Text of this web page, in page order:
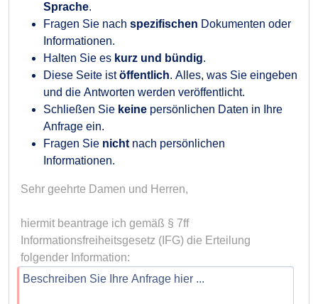
Sprache.
Fragen Sie nach spezifischen Dokumenten oder
Informationen.
Halten Sie es kurz und bündig.
Diese Seite istöffentlich. Alles, was Sie eingeben
und die Antworten werden veröffentlicht.
Schließen Sie keine persönlichen Daten in Ihre
Anfrage ein.
Fragen Sie nicht nach persönlichen
Informationen.
Sehr geehrte Damen und Herren,
hiermit beantrage ich gemäß § 7ff
Informationsfreiheitsgesetz (IFG) die Erteilung